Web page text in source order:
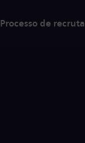
Processo de